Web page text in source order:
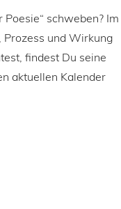
schweben? Im
Prozess und Wirkung
findest Du seine
aktuellen Kalender